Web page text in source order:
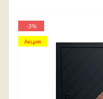
-3%
Акция